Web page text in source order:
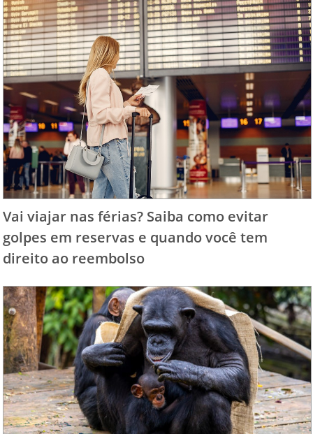
Vai viajar nas férias? Saiba como evitar
golpes em reservas e quando você tem
direito ao reembolso